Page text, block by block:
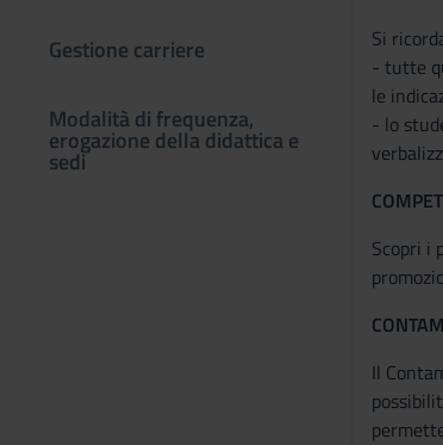
Gestione carriere
Modalità di frequenza,
erogazione della didattica e
sedi
Si
- tutte
le
- lo
Scopri i
Il